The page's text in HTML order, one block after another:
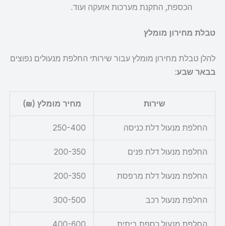
הכספת, התקנת מערכות אזעקה ועוד.
טבלת מחירון מומלץ
להלן טבלת מחירון מומלץ עבור שירותי החלפת מנעולים נפוצים
בבאר שבע:
שירות מחיר מומלץ (₪)
החלפת מנעול דלת כניסה 250-400
החלפת מנעול דלת פנים 200-350
החלפת מנעול דלת מרפסת 200-350
החלפת מנעול רכב 300-500